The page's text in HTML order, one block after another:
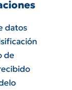
datos
de